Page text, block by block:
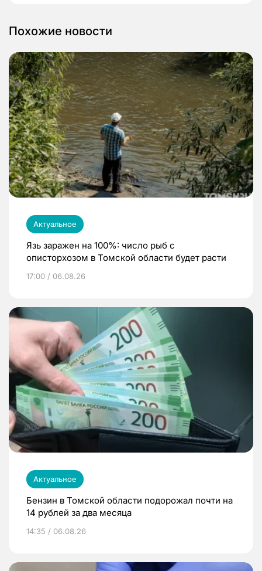
Похожие новости
Актуальное
Язь заражен на 100%: число рыб с
описторхозом в Томской области будет расти
17:00 / 06.08.26
Актуальное
Бензин в Томской области подорожал почти на
14 рублей за два месяца
14:35 / 06.08.26